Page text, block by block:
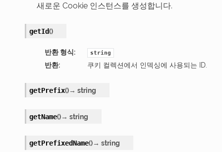
새로운 Cookie 인스턴스를 생성합니다.
getId()
반환 형식: string
반환: 쿠키 컬렉션에서 인덱싱에 사용되는 ID.
getPrefix()→ string
getName()→ string
getPrefixedName()→ string